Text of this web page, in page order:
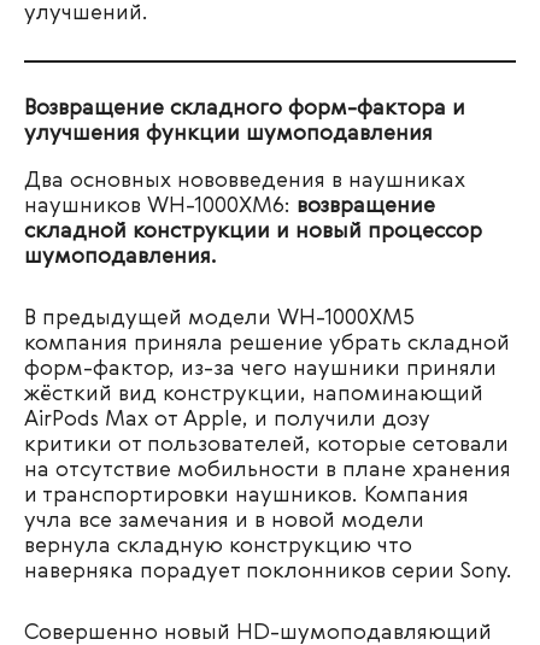
улучшений.
Возвращение складного форм-фактора и
улучшения функции шумоподавления
Два основных нововведения в наушниках
наушников WH-1000XM6: возвращение
складной конструкции и новый процессор
шумоподавления.
В предыдущей модели WH-1000XM5
компания приняла решение убрать складной
форм-фактор, из-за чего наушники приняли
жёсткий вид конструкции, напоминающий
AirPods Max от Apple, и получили дозу
критики от пользователей, которые сетовали
на отсутствие мобильности в плане хранения
и транспортировки наушников. Компания
учла все замечания и в новой модели
вернула складную конструкцию что
наверняка порадует поклонников серии Sony.
Совершенно новый HD-шумоподавляющий